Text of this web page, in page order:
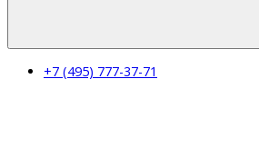
+7 (495) 777-37-71